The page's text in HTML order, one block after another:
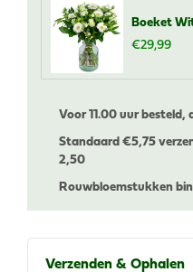
Boeket
€29,99
Voor 11.00 uur besteld,
Standaard €5,75
2,50
Rouwbloemstukken
Verzenden & Ophalen